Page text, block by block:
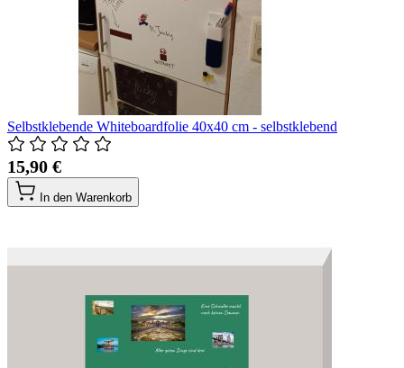
Selbstklebende Whiteboardfolie 40x40 cm - selbstklebend
15,90 €
In den Warenkorb